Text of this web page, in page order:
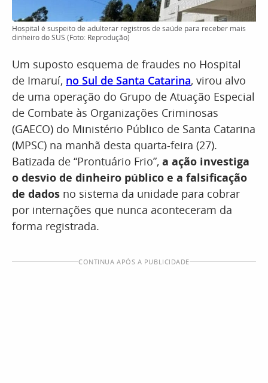
Hospital é suspeito de adulterar registros de saúde para receber mais
dinheiro do SUS (Foto: Reprodução)
Um suposto esquema de fraudes no Hospital
de Imaruí, no Sul de Santa Catarina, virou alvo
de uma operação do Grupo de Atuação Especial
de Combate às Organizações Criminosas
(GAECO) do Ministério Público de Santa Catarina
(MPSC) na manhã desta quarta-feira (27).
Batizada de “Prontuário Frio”, a ação investiga
o desvio de dinheiro público e a falsificação
de dados no sistema da unidade para cobrar
por internações que nunca aconteceram da
forma registrada.
CONTINUA APÓS A PUBLICIDADE